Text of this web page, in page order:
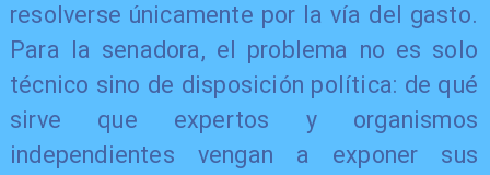
resolverse únicamente por la vía del gasto.
Para la senadora, el problema no es solo
técnico sino de disposición política: de qué
sirve que expertos y organismos
independientes vengan a exponer sus